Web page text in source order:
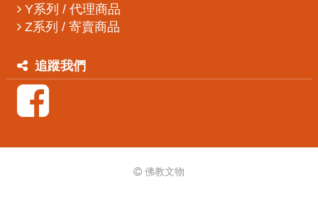
Y系列 / 代理商品
Z系列 / 寄賣商品
追蹤我們
佛教文物